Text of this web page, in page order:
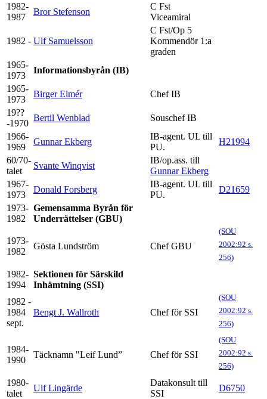
1982-
1987
Bror Stefenson
C Fst
Viceamiral
1982 - Ulf Samuelsson
C Fst/Op 5
Kommendör 1:a
graden
1965-
1973
Informationsbyrån (IB)
1965-
1973
Birger Elmér
Chef IB
19??
-1970
Bertil Wenblad
Souschef IB
1966-
1969
Gunnar Ekberg
IB-agent. UL till
PU.
H21994
60/70-
talet
Svante Winqvist
IB/op.ass. till
Gunnar Ekberg
1967-
1973
Donald Forsberg
IB-agent. UL till
PU.
D21659
1973-
1982
Gemensamma Byrån för
Underrättelser (GBU)
1973-
1982
Gösta Lundström Chef GBU
(SOU
2002:92 s.
256)
1982-
1994
Sektionen för Särskild
Inhämtning (SSI)
1982 -
1984
sept.
Bengt J. Wallroth Chef för SSI
(SOU
2002:92 s.
256)
1984-
1990
Täcknamn "Leif Lund” Chef för SSI
(SOU
2002:92 s.
256)
1980-
talet
Ulf Lingärde
Datakonsult till
SSI
D6750